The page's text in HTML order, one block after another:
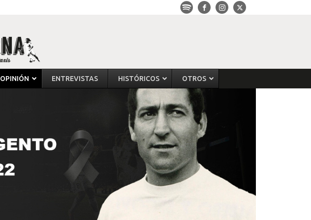
OPINIÓN ENTREVISTAS HISTÓRICOS OTROS